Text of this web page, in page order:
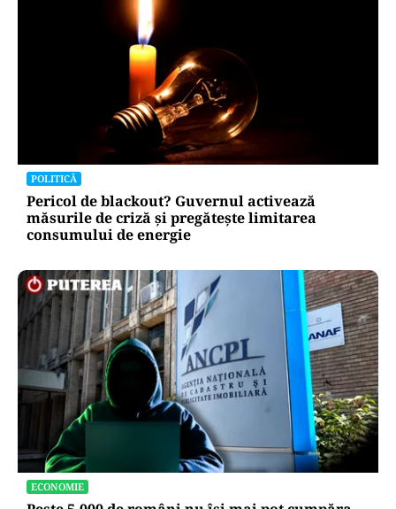
POLITICĂ
Pericol de blackout? Guvernul activează
măsurile de criză și pregătește limitarea
consumului de energie
ECONOMIE